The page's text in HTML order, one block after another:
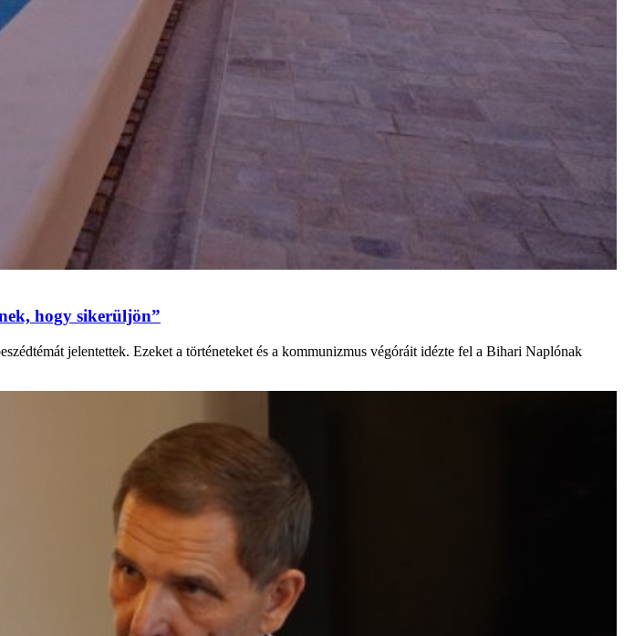
hogy sikerüljön”
jelentettek. Ezeket a történeteket és a kommunizmus végóráit idézte fel a Bihari Naplónak